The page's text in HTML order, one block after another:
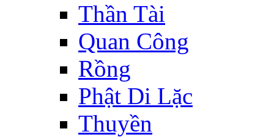
Thần Tài
Quan Công
Rồng
Phật Di Lặc
Thuyền